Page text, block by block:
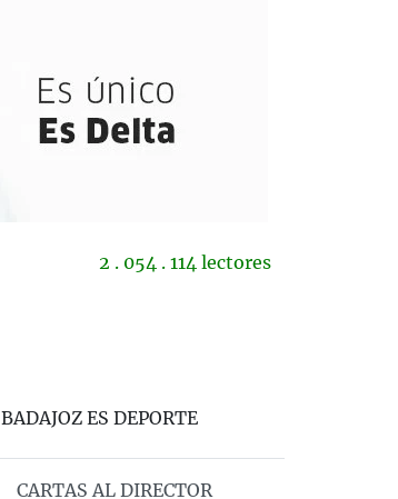
2 . 054 . 114 lectores
BADAJOZ ES DEPORTE
CARTAS AL DIRECTOR